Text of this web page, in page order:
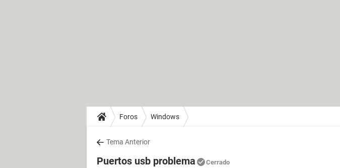
Foros Windows
Tema Anterior
Puertos usb problema Cerrado